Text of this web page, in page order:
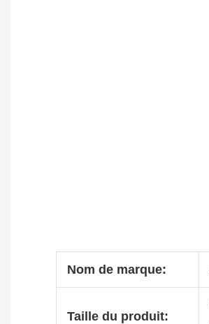
Nom de marque:
Taille du produit: